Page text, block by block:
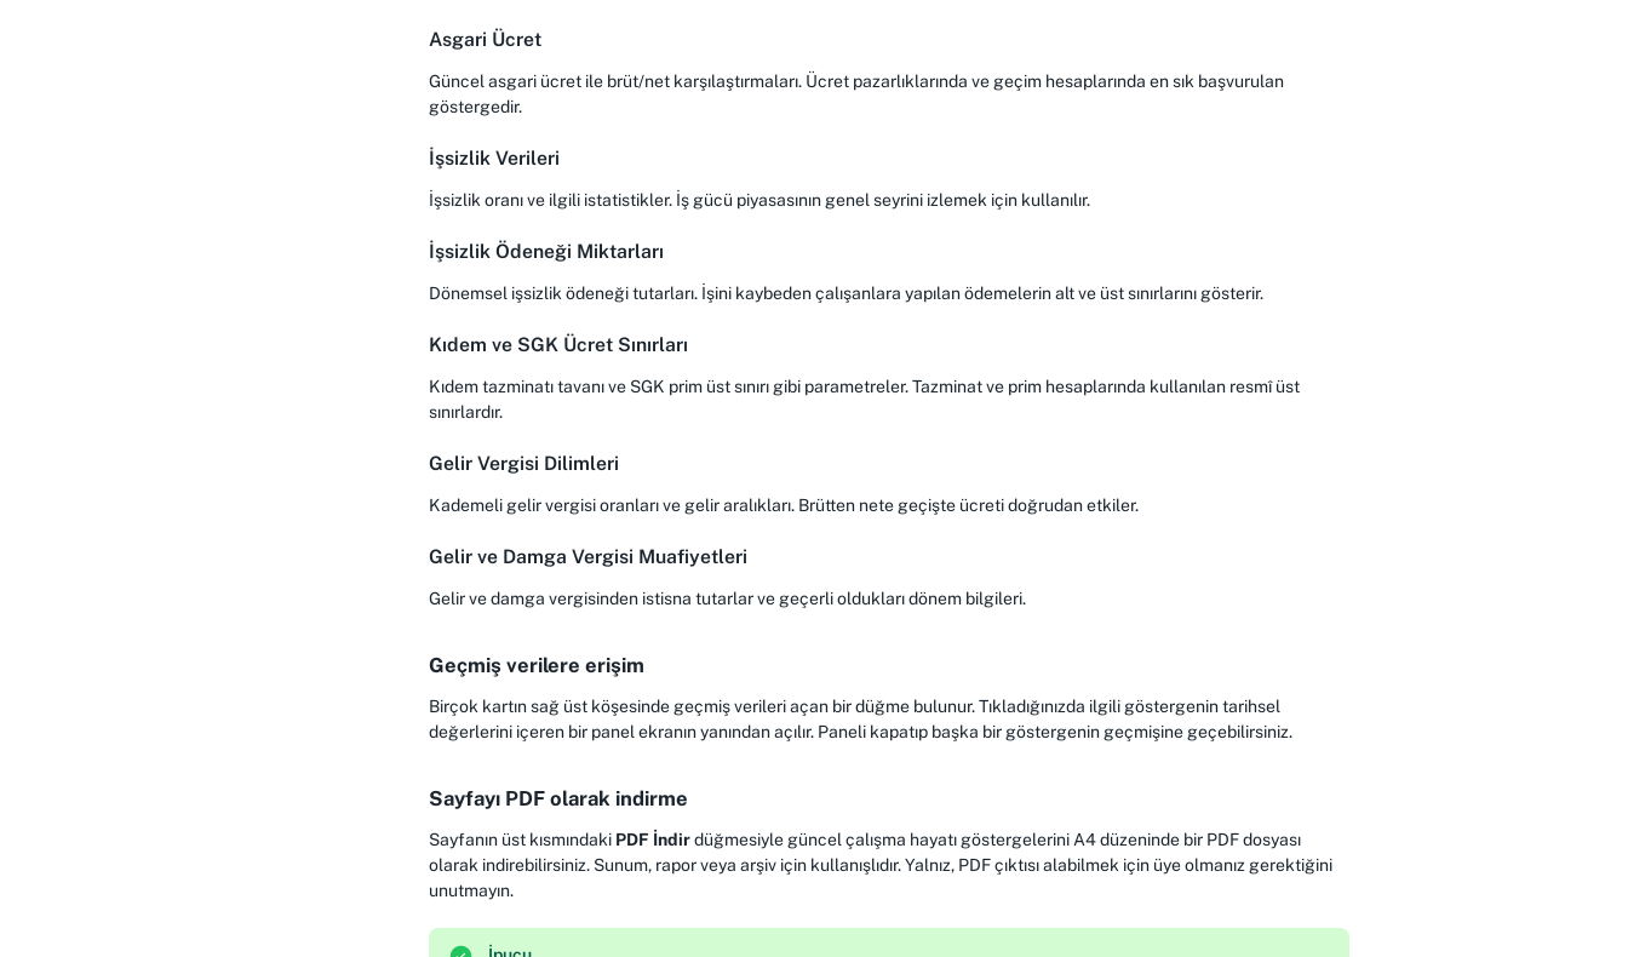
Asgari Ücret
Güncel asgari ücret ile brüt/net karşılaştırmaları. Ücret pazarlıklarında ve geçim hesaplarında en sık başvurulan
göstergedir.
İşsizlik Verileri
İşsizlik oranı ve ilgili istatistikler. İş gücü piyasasının genel seyrini izlemek için kullanılır.
İşsizlik Ödeneği Miktarları
Dönemsel işsizlik ödeneği tutarları. İşini kaybeden çalışanlara yapılan ödemelerin alt ve üst sınırlarını gösterir.
Kıdem ve SGK Ücret Sınırları
Kıdem tazminatı tavanı ve SGK prim üst sınırı gibi parametreler. Tazminat ve prim hesaplarında kullanılan resmî üst
sınırlardır.
Gelir Vergisi Dilimleri
Kademeli gelir vergisi oranları ve gelir aralıkları. Brütten nete geçişte ücreti doğrudan etkiler.
Gelir ve Damga Vergisi Muafiyetleri
Gelir ve damga vergisinden istisna tutarlar ve geçerli oldukları dönem bilgileri.
Geçmiş verilere erişim
Birçok kartın sağ üst köşesinde geçmiş verileri açan bir düğme bulunur. Tıkladığınızda ilgili göstergenin tarihsel
değerlerini içeren bir panel ekranın yanından açılır. Paneli kapatıp başka bir göstergenin geçmişine geçebilirsiniz.
Sayfayı PDF olarak indirme
Sayfanın üst kısmındaki PDF İndirdüğmesiyle güncel çalışma hayatı göstergelerini A4 düzeninde bir PDF dosyası
olarak indirebilirsiniz. Sunum, rapor veya arşiv için kullanışlıdır. Yalnız, PDF çıktısı alabilmek için üye olmanız gerektiğini
unutmayın.